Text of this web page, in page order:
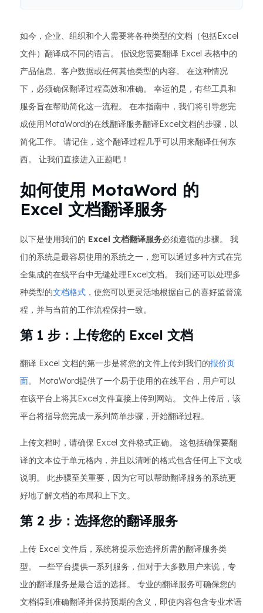
如今，企业、组织和个人需要将各种类型的文档（包括Excel
文件）翻译成不同的语言。 假设您需要翻译 Excel 表格中的
产品信息、客户数据或任何其他类型的内容。 在这种情况
下，必须确保翻译过程高效和准确。 幸运的是，有些工具和
服务旨在帮助简化这一流程。 在本指南中，我们将引导您完
成使用MotaWord的在线翻译服务翻译Excel文档的步骤，以
简化工作。 请记住，这个翻译过程几乎可以用来翻译任何东
西。 让我们直接进入正题吧！
如何使用 MotaWord 的
Excel 文档翻译服务
以下是使用我们的 Excel 文档翻译服务必须遵循的步骤。 我
们的系统是最容易使用的系统之一，您可以通过多种方式在完
全集成的在线平台中无缝处理Excel文档。 我们还可以处理多
种类型的文档格式 ，使您可以更灵活地根据自己的喜好监督流
程，并与当前的工作流程保持一致。
第 1 步：上传您的 Excel 文档
翻译 Excel 文档的第一步是将您的文件上传到我们的报价页
面。 MotaWord提供了一个易于使用的在线平台，用户可以
在该平台上将其Excel文件直接上传到网站。 文件上传后，该
平台将指导您完成一系列简单步骤，开始翻译过程。
上传文档时，请确保 Excel 文件格式正确。 这包括确保要翻
译的文本位于单元格内，并且以清晰的格式包含任何上下文或
说明。 此步骤至关重要，因为它可以帮助翻译服务的系统更
好地了解文档的布局和上下文。
第 2 步：选择您的翻译服务
上传 Excel 文件后，系统将提示您选择所需的翻译服务类
型。 一些平台提供一系列服务，但对于大多数用户来说，专
业的翻译服务是最合适的选择。 专业的翻译服务可确保您的
文档得到准确翻译并保持预期的含义，即使内容包含专业术语